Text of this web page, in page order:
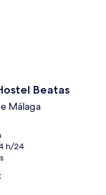
Beatas
Málaga
h/24